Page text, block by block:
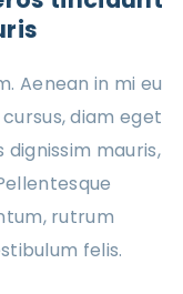
Aenean in mi eu
diam eget
mauris,
rutrum
felis.